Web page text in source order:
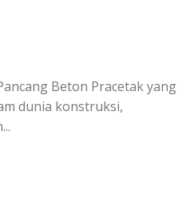
Beton Pracetak yang
dunia konstruksi,